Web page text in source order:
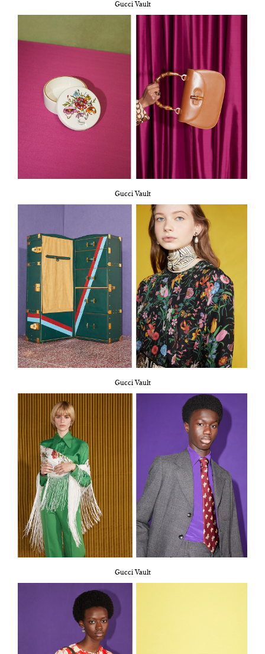
Gucci Vault
Gucci Vault
Gucci Vault
Gucci Vault